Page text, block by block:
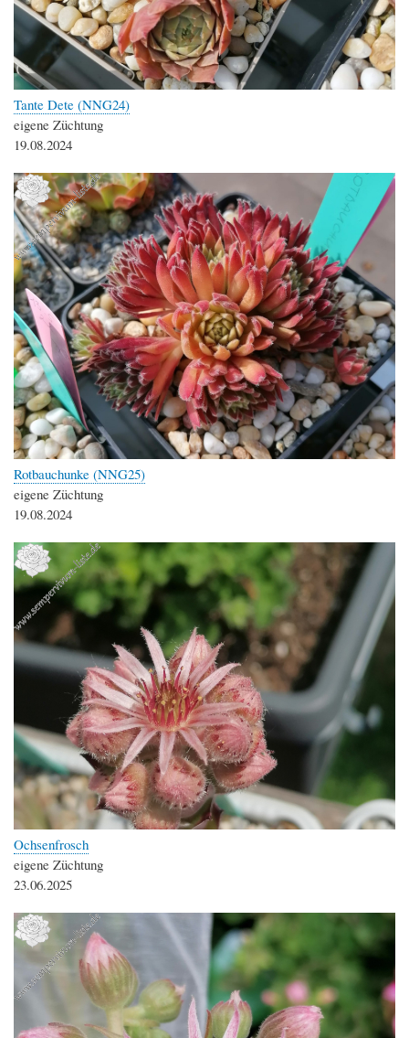
Tante Dete (NNG24)
eigene Züchtung
19.08.2024
Rotbauchunke (NNG25)
eigene Züchtung
19.08.2024
Ochsenfrosch
eigene Züchtung
23.06.2025